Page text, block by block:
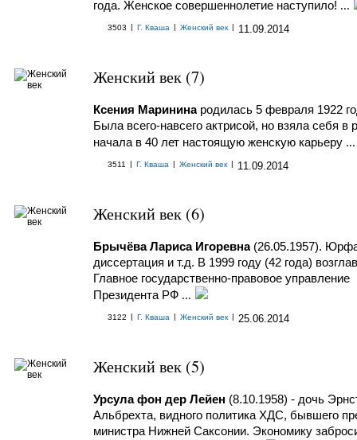
года. Женское совершеннолетие наступило! ...
3503 | Г. Кваша | Женский век | 11.09.2014
Женский век (7)
Ксения Маринина родилась 5 февраля 1922
Была всего-навсего актрисой, но взяла себя в
начала в 40 лет настоящую женскую карьеру ...
3511 | Г. Кваша | Женский век | 11.09.2014
Женский век (6)
Брычёва Лариса Игоревна (26.05.1957).
диссертация и т.д. В 1999 году (42 года)
Главное государственно-правовое управление
Президента РФ ...
3122 | Г. Кваша | Женский век | 25.06.2014
Женский век (5)
Урсула фон дер Лейен (8.10.1958) - дочь
Альбрехта, видного политика ХДС, бывшего
министра Нижней Саксонии. Экономику